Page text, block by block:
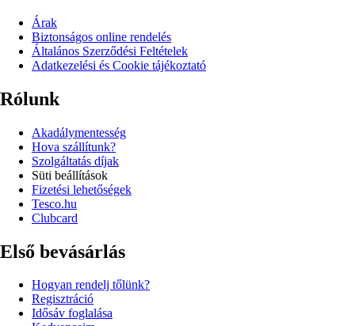
Árak
Biztonságos online rendelés
Általános Szerződési Feltételek
Adatkezelési és Cookie tájékoztató
Rólunk
Akadálymentesség
Hova szállítunk?
Szolgáltatás díjak
Süti beállítások
Fizetési lehetőségek
Tesco.hu
Clubcard
Első bevásárlás
Hogyan rendelj tőlünk?
Regisztráció
Idősáv foglalása